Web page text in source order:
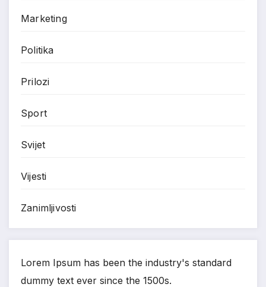
Marketing
Politika
Prilozi
Sport
Svijet
Vijesti
Zanimljivosti
Lorem Ipsum has been the industry's standard
dummy text ever since the 1500s.